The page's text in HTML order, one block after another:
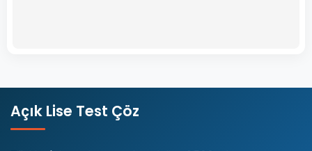
Açık Lise Test Çöz